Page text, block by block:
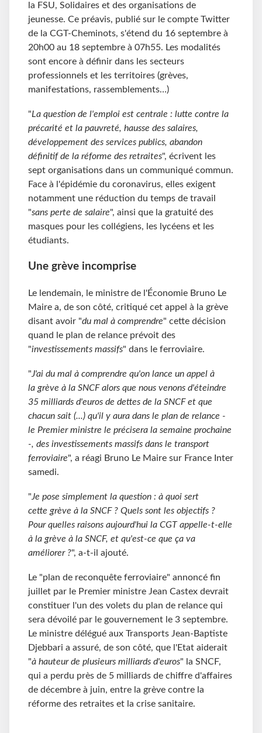
la FSU, Solidaires et des organisations de
jeunesse. Ce préavis, publié sur le compte Twitter
de la CGT-Cheminots, s'étend du 16 septembre à
20h00 au 18 septembre à 07h55. Les modalités
sont encore à définir dans les secteurs
professionnels et les territoires (grèves,
manifestations, rassemblements…)
"La question de l'emploi est centrale : lutte contre la
précarité et la pauvreté, hausse des salaires,
développement des services publics, abandon
définitif de la réforme des retraites", écrivent les
sept organisations dans un communiqué commun.
Face à l'épidémie du coronavirus, elles exigent
notamment une réduction du temps de travail
"sans perte de salaire", ainsi que la gratuité des
masques pour les collégiens, les lycéens et les
étudiants.
Une grève incomprise
Le lendemain, le ministre de l'Économie Bruno Le
Maire a, de son côté, critiqué cet appel à la grève
disant avoir "du mal à comprendre" cette décision
quand le plan de relance prévoit des
"investissements massifs" dans le ferroviaire.
"J'ai du mal à comprendre qu'on lance un appel à
la grève à la SNCF alors que nous venons d'éteindre
35 milliards d'euros de dettes de la SNCF et que
chacun sait (...) qu'il y aura dans le plan de relance -
le Premier ministre le précisera la semaine prochaine
-, des investissements massifs dans le transport
ferroviaire", a réagi Bruno Le Maire sur France Inter
samedi.
"Je pose simplement la question : à quoi sert
cette grève à la SNCF ? Quels sont les objectifs ?
Pour quelles raisons aujourd'hui la CGT appelle-t-elle
à la grève à la SNCF, et qu'est-ce que ça va
améliorer ?", a-t-il ajouté.
Le "plan de reconquête ferroviaire" annoncé fin
juillet par le Premier ministre Jean Castex devrait
constituer l'un des volets du plan de relance qui
sera dévoilé par le gouvernement le 3 septembre.
Le ministre délégué aux Transports Jean-Baptiste
Djebbari a assuré, de son côté, que l'Etat aiderait
"à hauteur de plusieurs milliards d'euros" la SNCF,
qui a perdu près de 5 milliards de chiffre d'affaires
de décembre à juin, entre la grève contre la
réforme des retraites et la crise sanitaire.